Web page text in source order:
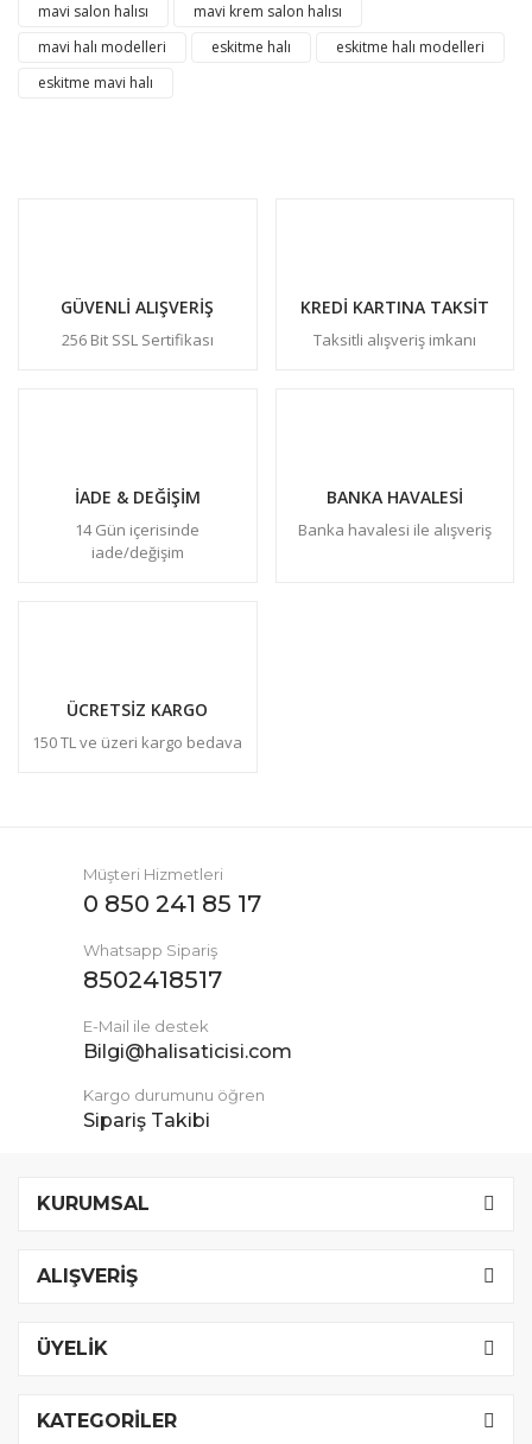
mavi salon halısı
mavi krem salon halısı
mavi halı modelleri
eskitme halı
eskitme halı modelleri
eskitme mavi halı
GÜVENLİ ALIŞVERİŞ
256 Bit SSL Sertifikası
KREDİ KARTINA TAKSİT
Taksitli alışveriş imkanı
İADE & DEĞİŞİM
14 Gün içerisinde
iade/değişim
BANKA HAVALESİ
Banka havalesi ile alışveriş
ÜCRETSİZ KARGO
150 TL ve üzeri kargo bedava
Müşteri Hizmetleri
0 850 241 85 17
Whatsapp Sipariş
8502418517
E-Mail ile destek
Bilgi@halisaticisi.com
Kargo durumunu öğren
Sipariş Takibi
KURUMSAL
ALIŞVERİŞ
ÜYELİK
KATEGORİLER